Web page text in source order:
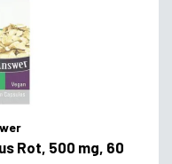
Rot, 500 mg, 60